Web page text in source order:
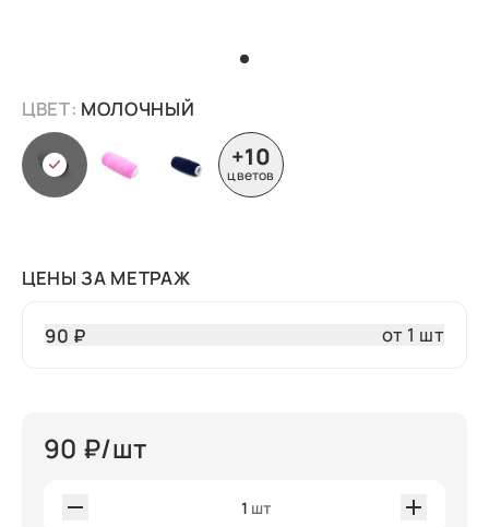
ЦВЕТ: МОЛОЧНЫЙ
+10
цветов
ЦЕНЫ ЗА МЕТРАЖ
90 ₽ от 1 шт
90 ₽/шт
1 шт